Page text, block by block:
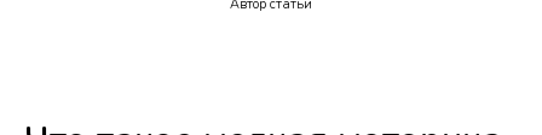
Автор статьи